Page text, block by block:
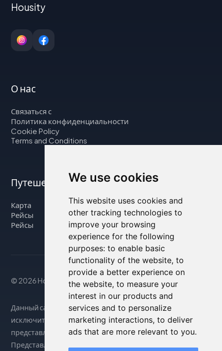
We use cookies
This website uses cookies and
other tracking technologies to
improve your browsing
experience for the following
purposes: to enable basic
functionality of the website, to
provide a better experience on
the website, to measure your
interest in our products and
services and to personalize
marketing interactions, to deliver
ads that are more relevant to you.
Housity
О нас
Связаться с
Политика конфиденциальности
Cookie Policy
Terms and Conditions
Путешествуйте с нами
Карта
Рейсы
Рейсы
© 2026 Housity.net
Данный сайт предоставляет информацию
исключительно в справочных целях и никак не связан с
представленными на нем объектами размещения.
Представленная информация может быть неточной или